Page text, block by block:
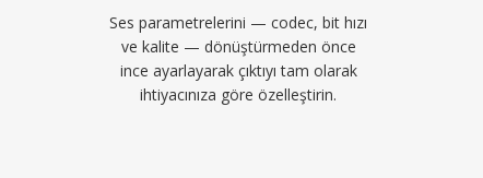
Ses parametrelerini — codec, bit hızı
ve kalite — dönüştürmeden önce
ince ayarlayarak çıktıyı tam olarak
ihtiyacınıza göre özelleştirin.